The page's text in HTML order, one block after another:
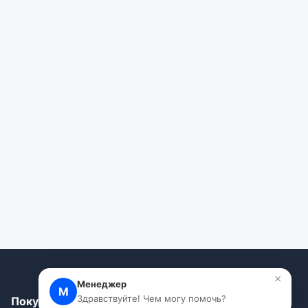
Покупателям
М
Менеджер
Здравствуйте! Чем могу помочь?
×